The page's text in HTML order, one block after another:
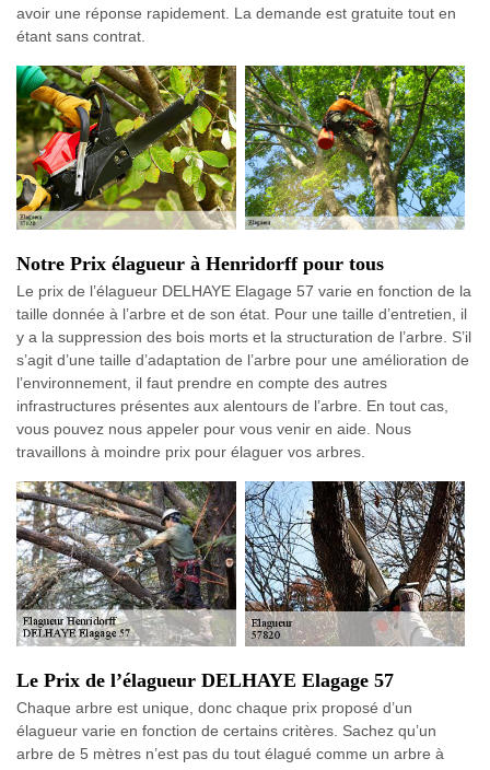
avoir une réponse rapidement. La demande est gratuite tout en
étant sans contrat.
Notre Prix élagueur à Henridorff pour tous
Le prix de l’élagueur DELHAYE Elagage 57 varie en fonction de la
taille donnée à l’arbre et de son état. Pour une taille d’entretien, il
y a la suppression des bois morts et la structuration de l’arbre. S’il
s’agit d’une taille d’adaptation de l’arbre pour une amélioration de
l’environnement, il faut prendre en compte des autres
infrastructures présentes aux alentours de l’arbre. En tout cas,
vous pouvez nous appeler pour vous venir en aide. Nous
travaillons à moindre prix pour élaguer vos arbres.
Le Prix de l’élagueur DELHAYE Elagage 57
Chaque arbre est unique, donc chaque prix proposé d’un
élagueur varie en fonction de certains critères. Sachez qu’un
arbre de 5 mètres n’est pas du tout élagué comme un arbre à